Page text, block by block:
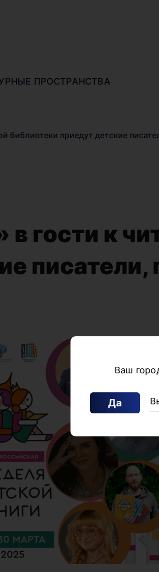
Ваш
Да
ПРОСТРАНСТВА
библиотеки приедут детские
гости к
писатели,